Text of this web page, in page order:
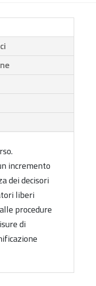
incremento
dei decisori
liberi
procedure
di